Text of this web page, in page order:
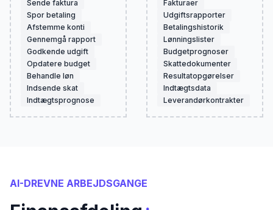
Sende faktura
Spor betaling
Afstemme konti
Gennemgå rapport
Godkende udgift
Opdatere budget
Behandle løn
Indsende skat
Indtægtsprognose
Fakturaer
Udgiftsrapporter
Betalingshistorik
Lønningslister
Budgetprognoser
Skattedokumenter
Resultatopgørelser
Indtægtsdata
Leverandørkontrakter
AI-DREVNE ARBEJDSGANGE